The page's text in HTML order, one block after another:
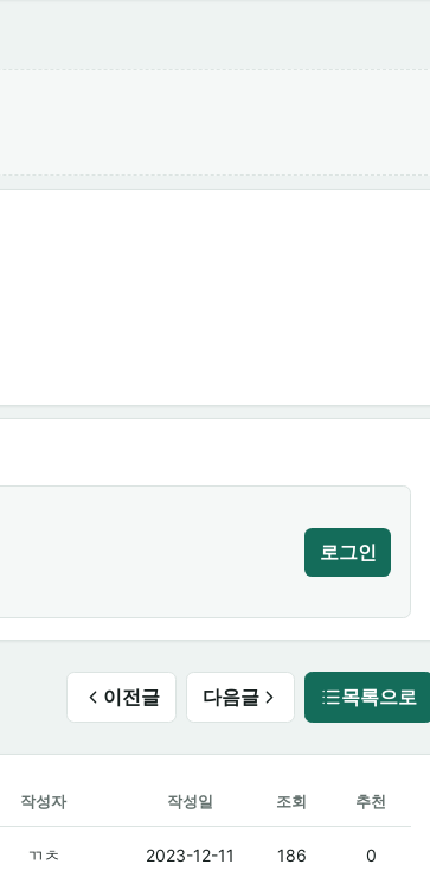
로그인
이전글 다음글 목록으로
작성자 작성일 조회 추천
ㄲㅊ 2023-12-11 186 0